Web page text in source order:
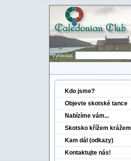
Vyhledat:
Kdo jsme?
Objevte skotské tance
Nabí­zíme vám...
Skotsko křížem krážem
Kam dál (odkazy)
Kontaktujte nás!